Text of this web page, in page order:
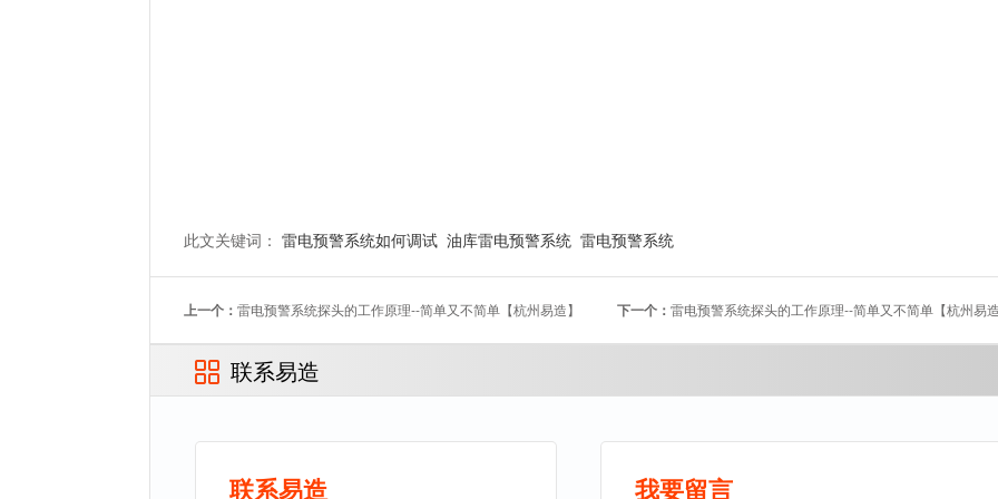
此文关键词：雷电预警系统如何调试 油库雷电预警系统 雷电预警系统
上一个：雷电预警系统探头的工作原理--简单又不简单【杭州易造】 下一个： 雷电预警系统探头的工作原理--简单又不简单【杭州易
联系易造
联系易造 我要留言